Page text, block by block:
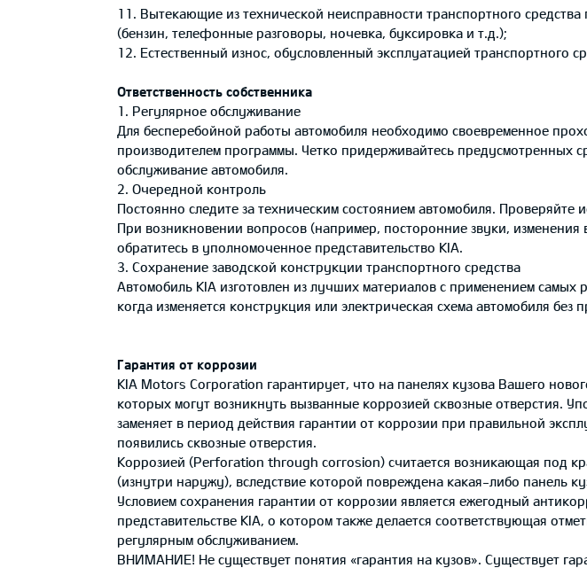
11. Вытекающие из технической неисправности транспортного
(бензин, телефонные разговоры, ночевка, буксировка и т.д.);
12. Естественный износ, обусловленный эксплуатацией транспортного
Ответственность собственника
1. Регулярное обслуживание
Для бесперебойной работы автомобиля необходимо своевременное
производителем программы. Четко придерживайтесь предусмотренных
обслуживание автомобиля.
2. Очередной контроль
Постоянно следите за техническим состоянием автомобиля.
При возникновении вопросов (например, посторонние звуки,
обратитесь в уполномоченное представительство KIA.
3. Сохранение заводской конструкции транспортного средства
Автомобиль KIA изготовлен из лучших материалов с применением самых
когда изменяется конструкция или электрическая схема автомобиля
Гарантия от коррозии
KIA Motors Corporation гарантирует, что на панелях кузова Вашего
которых могут возникнуть вызванные коррозией сквозные отверстия.
заменяет в период действия гарантии от коррозии при правильной
появились сквозные отверстия.
Коррозией (Perforation through corrosion) считается возникающая под
(изнутри наружу), вследствие которой повреждена какая-либо панель
Условием сохранения гарантии от коррозии является ежегодный
представительстве KIA, о котором также делается соответствующая
регулярным обслуживанием.
ВНИМАНИЕ! Не существует понятия «гарантия на кузов». Существует